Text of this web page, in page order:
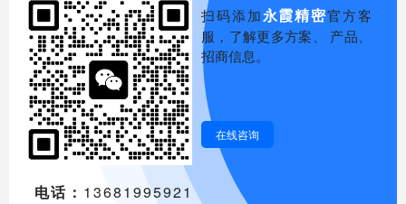
扫码添加永霞精密官方客
服，了解更多方案、 产品、
招商信息。
在线咨询
电话： 13681995921